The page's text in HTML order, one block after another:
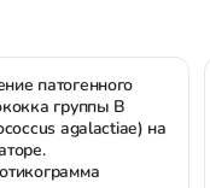
патогенного
группы В
agalactiae) на